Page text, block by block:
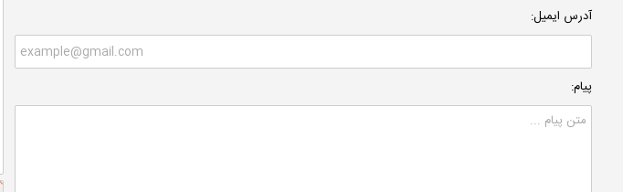
آدرس ایمیل:
پیام: